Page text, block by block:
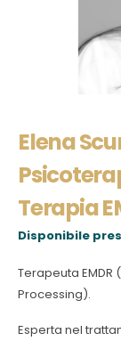
Elena
Terapia
Disponibile
Terapeuta
Processing).
Esperta nel